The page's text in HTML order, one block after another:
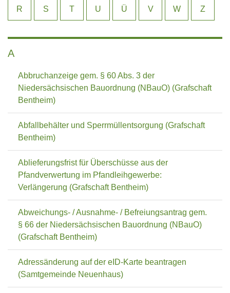
R S T U Ü V W Z
A
Abbruchanzeige gem. § 60 Abs. 3 der
Niedersächsischen Bauordnung (NBauO) (Grafschaft
Bentheim)
Abfallbehälter und Sperrmüllentsorgung (Grafschaft
Bentheim)
Ablieferungsfrist für Überschüsse aus der
Pfandverwertung im Pfandleihgewerbe:
Verlängerung (Grafschaft Bentheim)
Abweichungs- / Ausnahme- / Befreiungsantrag gem.
§ 66 der Niedersächsischen Bauordnung (NBauO)
(Grafschaft Bentheim)
Adressänderung auf der eID-Karte beantragen
(Samtgemeinde Neuenhaus)